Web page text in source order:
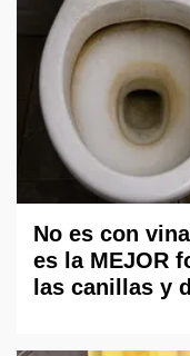
No es con
es la MEJOR
las canillas y